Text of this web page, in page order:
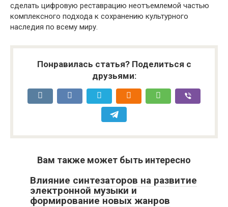
сделать цифровую реставрацию неотъемлемой частью
комплексного подхода к сохранению культурного
наследия по всему миру.
Понравилась статья? Поделиться с
друзьями:
Вам также может быть интересно
Влияние синтезаторов на развитие
электронной музыки и
формирование новых жанров